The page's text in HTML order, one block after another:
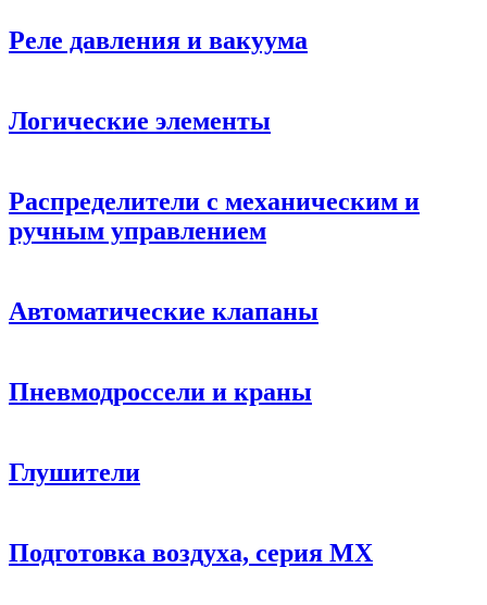
Реле давления и вакуума
Логические элементы
Распределители с механическим и
ручным управлением
Автоматические клапаны
Пневмодроссели и краны
Глушители
Подготовка воздуха, серия MX